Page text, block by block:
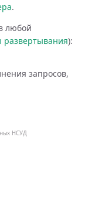
НСУД
.
любой
развертывания):
запросов,